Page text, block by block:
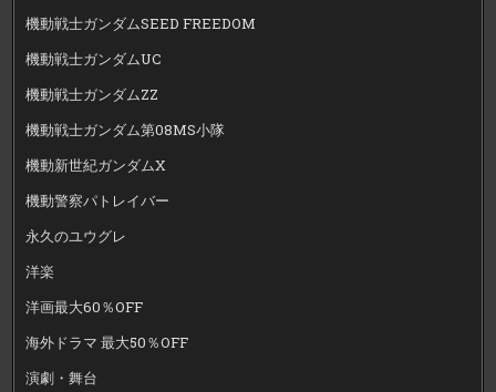
機動戦士ガンダムSEED FREEDOM
機動戦士ガンダムUC
機動戦士ガンダムZZ
機動戦士ガンダム第08MS小隊
機動新世紀ガンダムX
機動警察パトレイバー
永久のユウグレ
洋楽
洋画最大60％OFF
海外ドラマ 最大50％OFF
演劇・舞台